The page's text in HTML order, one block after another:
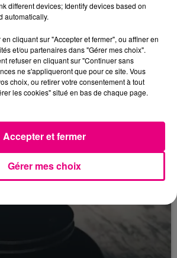
perturbée dans le
Verdier...
different devices; Identify devices based on
automatically.
cliquant sur "Accepter et fermer", ou affiner en
et/ou partenaires dans "Gérer mes choix".
refuser en cliquant sur "Continuer sans
ne s'appliqueront que pour ce site. Vous
choix, ou retirer votre consentement à tout
les cookies" situé en bas de chaque page.
Gérer mes choix
Accepter et fermer